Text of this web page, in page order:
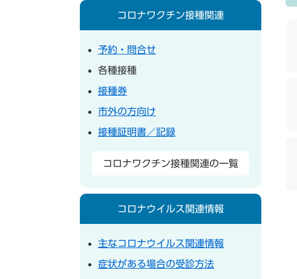
コロナワクチン接種関連
予約・問合せ
各種接種
接種券
市外の方向け
接種証明書／記録
コロナワクチン接種関連の一覧
コロナウイルス関連情報
主なコロナウイルス関連情報
症状がある場合の受診方法